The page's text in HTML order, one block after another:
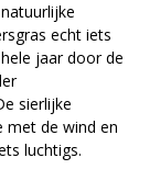
echt iets
jaar door de
sierlijke
met de wind en
luchtigs.